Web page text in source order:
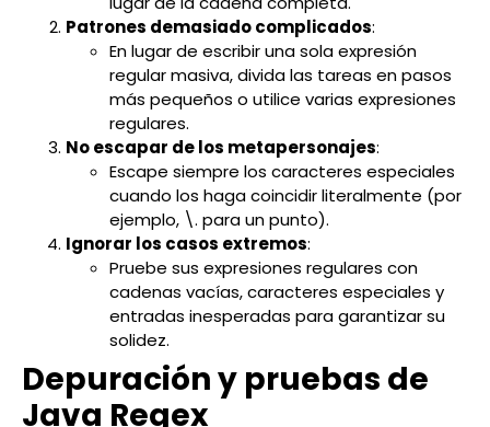
Patrones demasiado complicados:
En lugar de escribir una sola expresión
regular masiva, divida las tareas en pasos
más pequeños o utilice varias expresiones
regulares.
No escapar de los metapersonajes:
Escape siempre los caracteres especiales
cuando los haga coincidir literalmente (por
ejemplo, \. para un punto).
Ignorar los casos extremos:
Pruebe sus expresiones regulares con
cadenas vacías, caracteres especiales y
entradas inesperadas para garantizar su
solidez.
Depuración y pruebas de
Java Regex